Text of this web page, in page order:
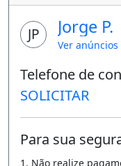
JP Jorge P.
Ver anúncios
Telefone de
SOLICITAR
Para sua
1. Não realize